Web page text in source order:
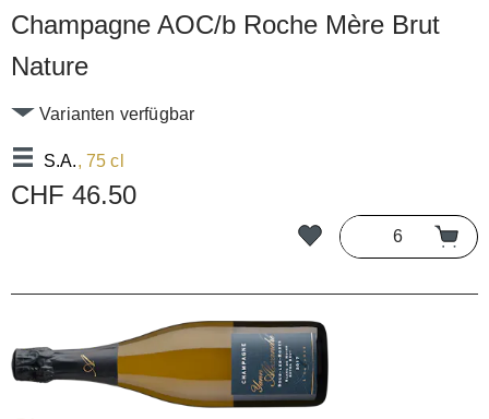
Champagne AOC/b Roche Mère Brut
Nature
S.A., 75 cl
Varianten verfügbar
CHF 46.50